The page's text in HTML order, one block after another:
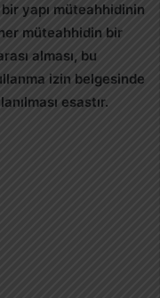
yapı müteahhidinin
müteahhidin bir
alması, bu
izin belgesinde
esastır.